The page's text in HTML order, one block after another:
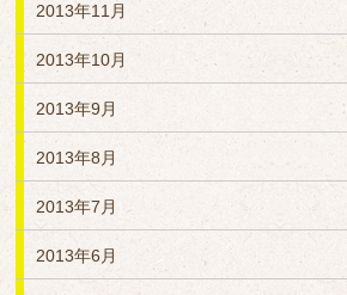
2013年11月
2013年10月
2013年9月
2013年8月
2013年7月
2013年6月